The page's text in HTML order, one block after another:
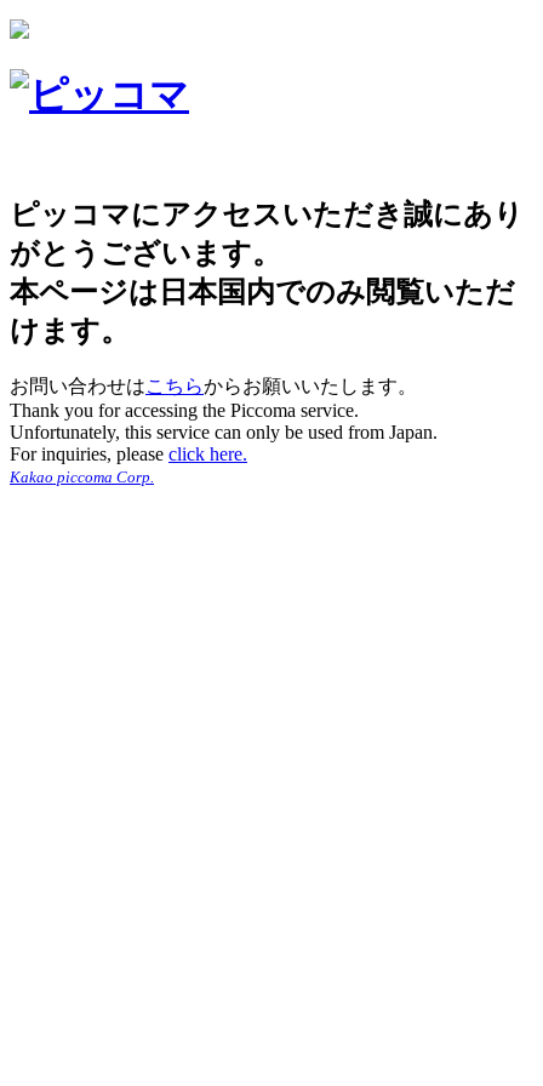
ピッコマにアクセスいただき誠にあり
がとうございます。
本ページは日本国内でのみ閲覧いただ
けます。
お問い合わせはこちらからお願いいたします。
Thank you for accessing the Piccoma service.
Unfortunately, this service can only be used from Japan.
For inquiries, please click here.
Kakao piccoma Corp.